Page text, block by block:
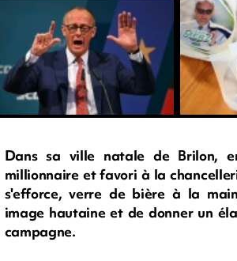
Dans sa ville natale de Brilon,
millionnaire et favori à la
s'efforce, verre de bière à la
image hautaine et de donner un
campagne.